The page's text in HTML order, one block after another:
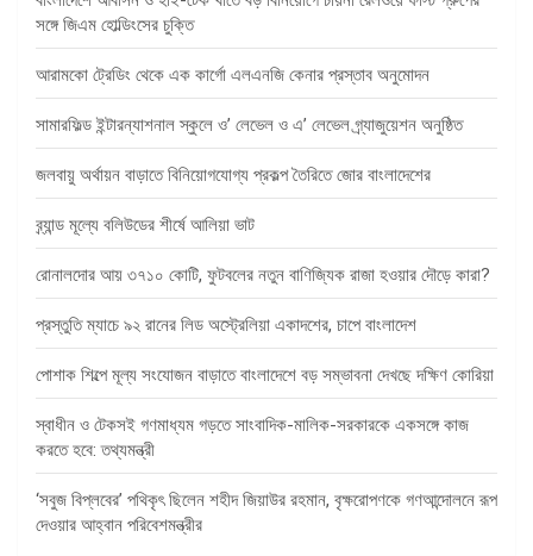
সঙ্গে জিএম হোল্ডিংসের চুক্তি
আরামকো ট্রেডিং থেকে এক কার্গো এলএনজি কেনার প্রস্তাব অনুমোদন
সামারফিল্ড ইন্টারন্যাশনাল স্কুলে ও’ লেভেল ও এ’ লেভেল গ্র্যাজুয়েশন অনুষ্ঠিত
জলবায়ু অর্থায়ন বাড়াতে বিনিয়োগযোগ্য প্রকল্প তৈরিতে জোর বাংলাদেশের
ব্র্যান্ড মূল্যে বলিউডের শীর্ষে আলিয়া ভাট
রোনালদোর আয় ৩৭১০ কোটি, ফুটবলের নতুন বাণিজ্যিক রাজা হওয়ার দৌড়ে কারা?
প্রস্তুতি ম্যাচে ৯২ রানের লিড অস্ট্রেলিয়া একাদশের, চাপে বাংলাদেশ
পোশাক শিল্পে মূল্য সংযোজন বাড়াতে বাংলাদেশে বড় সম্ভাবনা দেখছে দক্ষিণ কোরিয়া
স্বাধীন ও টেকসই গণমাধ্যম গড়তে সাংবাদিক-মালিক-সরকারকে একসঙ্গে কাজ
করতে হবে: তথ্যমন্ত্রী
‘সবুজ বিপ্লবের’ পথিকৃৎ ছিলেন শহীদ জিয়াউর রহমান, বৃক্ষরোপণকে গণআন্দোলনে রূপ
দেওয়ার আহ্বান পরিবেশমন্ত্রীর